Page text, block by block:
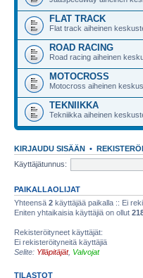
FLAT TRACK
Flat track aiheinen
ROAD RACING
Road racing aiheinen
MOTOCROSS
Motocross aiheinen
TEKNIIKKA
Tekniikka aiheinen
KIRJAUDU SISÄÄN •
Käyttäjätunnus:
PAIKALLAOLIJAT
Yhteensä 2 käyttäjää paikalla :: Ei
Eniten yhtaikaisia käyttäjiä on ollut
Rekisteröityneet käyttäjät:
Ei rekisteröityneitä käyttäjiä
Selite: Ylläpitäjät, Valvojat
TILASTOT